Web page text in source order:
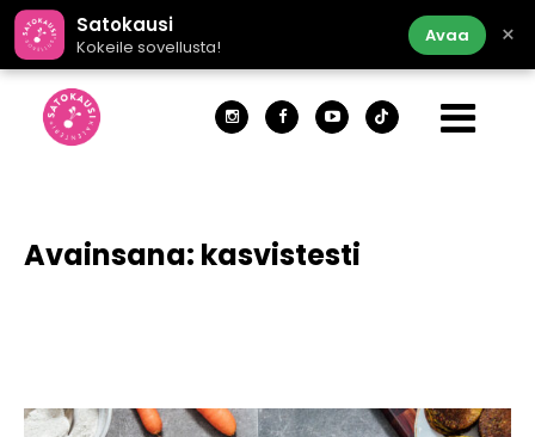
Satokausi
Kokeile sovellusta!
Avaa ×
Avainsana: kasvistesti